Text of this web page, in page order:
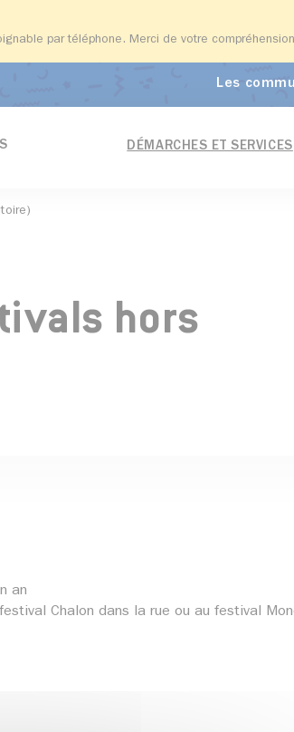
par téléphone. Merci de votre
Les
DÉMARCHES ET SERVICES
hors
an
Chalon dans la rue ou au festival